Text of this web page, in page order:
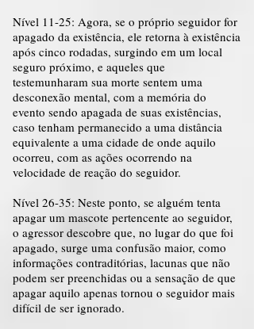
Nível 11-25: Agora, se o próprio seguidor for
apagado da existência, ele retorna à existência
após cinco rodadas, surgindo em um local
seguro próximo, e aqueles que
testemunharam sua morte sentem uma
desconexão mental, com a memória do
evento sendo apagada de suas existências,
caso tenham permanecido a uma distância
equivalente a uma cidade de onde aquilo
ocorreu, com as ações ocorrendo na
velocidade de reação do seguidor.
Nível 26-35: Neste ponto, se alguém tenta
apagar um mascote pertencente ao seguidor,
o agressor descobre que, no lugar do que foi
apagado, surge uma confusão maior, como
informações contraditórias, lacunas que não
podem ser preenchidas ou a sensação de que
apagar aquilo apenas tornou o seguidor mais
difícil de ser ignorado.